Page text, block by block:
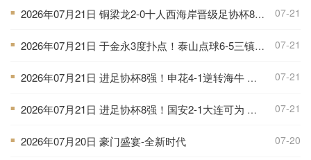
■ 2026年07月21日 铜梁龙2-0十人西海岸晋级足协杯8强 杜月徵双响 丁海峰蹬踏染红 07-21
■ 2026年07月21日 于金永3度扑点！泰山点球6-5三镇进8强 克雷桑绝平 刘洋破门+失点 07-21
■ 2026年07月21日 进足协杯8强！申花4-1逆转海牛 阿苏埃3射1传后伤退高天意两助攻 07-21
■ 2026年07月21日 进足协杯8强！国安2-1大连可为 张玉宁、贾非凡破门 VAR多次介入 07-21
■ 2026年07月20日 豪门盛宴-全新时代 07-20